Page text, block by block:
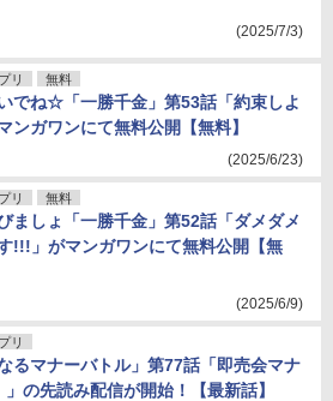
(2025/7/3)
リ 無料
でね☆「一勝千金」第53話「約束しよ
ンガワンにて無料公開【無料】
(2025/6/23)
リ 無料
ましょ「一勝千金」第52話「ダメダメ
!!!」がマンガワンにて無料公開【無
(2025/6/9)
リ
なるマナーバトル」第77話「即売会マナ
」の先読み配信が開始！【最新話】